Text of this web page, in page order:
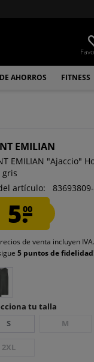
AHORROS FITNESS
EMILIAN
EMILIAN "Ajaccio"
gris
artículo:
5.00
de venta incluyen
5 puntos de
tu talla
S
M
2XL